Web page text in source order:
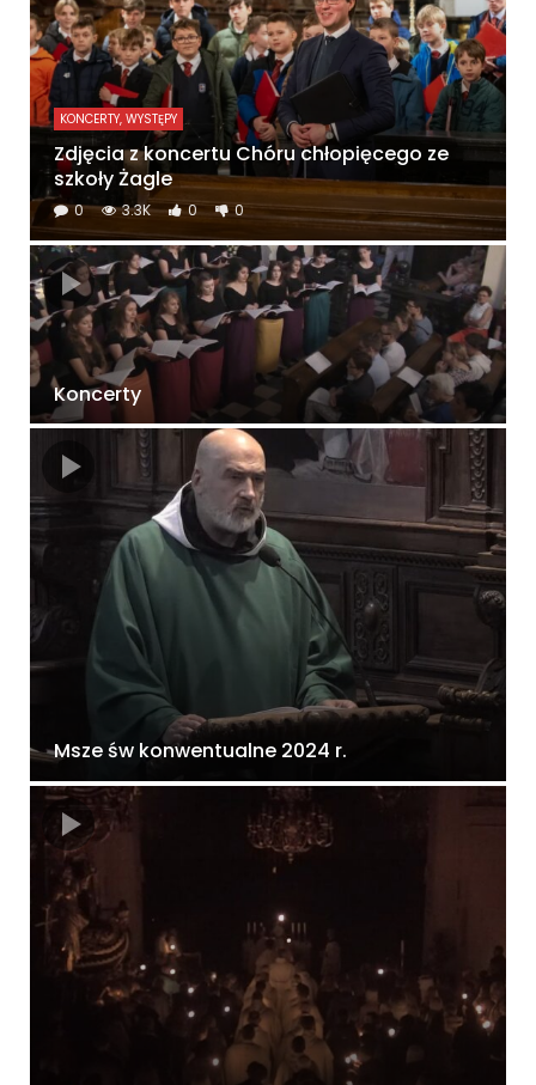
KONCERTY, WYSTĘPY
Zdjęcia z koncertu Chóru chłopięcego ze
szkoły Żagle
0 3.3K 0 0
Koncerty
Msze św konwentualne 2024 r.